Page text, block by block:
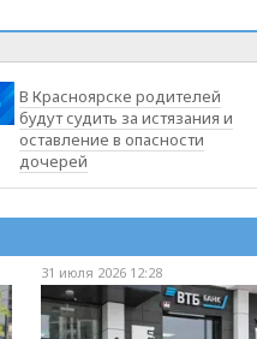
В Красноярске родителей
будут судить за истязания и
оставление в опасности
дочерей
31 июля 2026 12:28